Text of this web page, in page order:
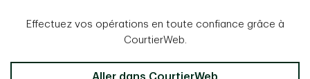
Effectuez vos opérations en toute confiance grâce à
CourtierWeb.
Aller dans CourtierWeb